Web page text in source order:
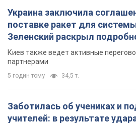
Украина заключила
поставке ракет для
Зеленский раскрыл
Киев также ведет активные
партнерами
5 годин тому 34,5 т.
Заботилась об учениках и
учителей: в результате